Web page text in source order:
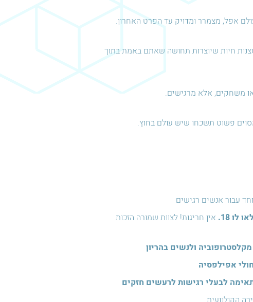
אפל, מצמרר ומדויק עד הפרט האחרון.
חיות שיוצרות תחושה שאתם באמת בתוך
משחקים, אלא מרגישים.
פשוט תשכחו שיש עולם בחוץ.
עבור אנשים רגישים
18.
אין חריגות! לצוות שמורה הזכות
ולנשים בהריון
אפילפסיה
לבעלי רגישות לרעשים חזקים